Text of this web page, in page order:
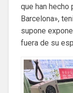
que han hecho
Barcelona»,
supone
fuera de su